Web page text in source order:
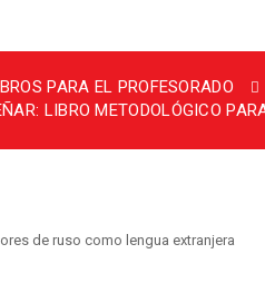
PARA EL PROFESORADO
LIBRO METODOLÓGICO
de ruso como lengua extranjera